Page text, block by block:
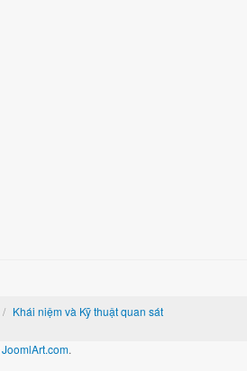
Khái niệm và Kỹ thuật quan sát
JoomlArt.com.